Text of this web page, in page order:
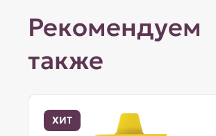
Рекомендуем
также
ХИТ